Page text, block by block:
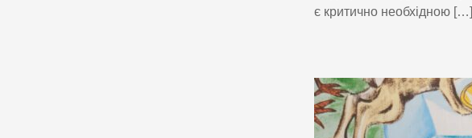
є критично необхідною […]